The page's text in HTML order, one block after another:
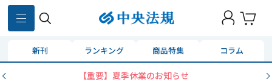
新刊 ランキング 商品特集 コラム
【重要】夏季休業のお知らせ